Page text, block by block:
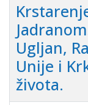
Ugljan,
Unije i
života.